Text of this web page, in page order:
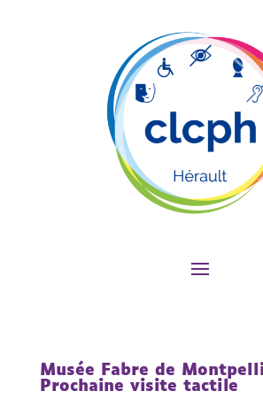
Musée Fabre de
Prochaine visite tactile